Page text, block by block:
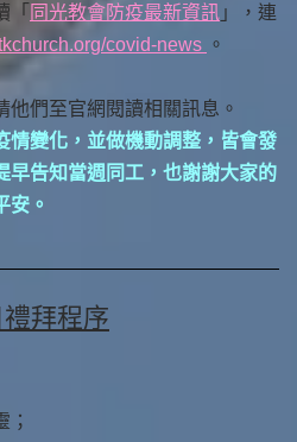
「 同光教會防疫最新資訊 」，連
covid-news 。
他們至官網閱讀相關訊息。
變化，並做機動調整，皆會發
早告知當週同工，也謝謝大家的
安。
拜程序
；